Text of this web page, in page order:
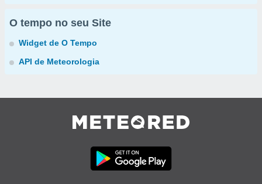
O tempo no seu Site
Widget de O Tempo
API de Meteorologia